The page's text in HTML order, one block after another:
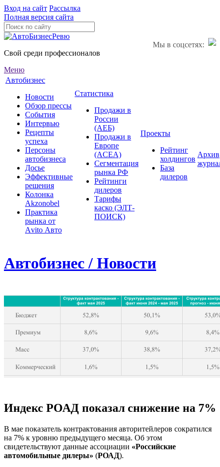
Вход на сайт Рассылка
Полная версия сайта
Мы в соцсетях:
Свой среди профессионалов
Меню
Автобизнес
Новости
Обзор прессы
События
Интервью
Рецепты
успеха
Персоны
автобизнеса
Досье
Эффективные
решения
Колонка
Akzonobel
Практика
рынка от
Аvito Авто
Статистика
Продажи в
России
(АЕБ)
Продажи в
Европе
(ACEA)
Сегментация
рынка РФ
Рейтинги
дилеров
Тарифы
каско (ЭЛТ-
ПОИСК)
Проекты
Рейтинг
холдингов
База
дилеров
Архив
Автобизнес / Новости
Индекс РОАД показал снижение на 7%
В мае показатель контрактования авторитейлеров сократился
на 7% к уровню предыдущего месяца. Об этом
свидетельствуют данные ассоциации «Российские
автомобильные дилеры» (РОАД).